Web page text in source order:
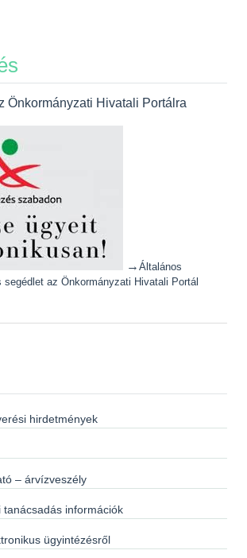
Önkormányzati Hivatali Portálra
→ Általános
az Önkormányzati Hivatali Portál
hirdetmények
– árvízveszély
tanácsadás információk
ügyintézésről